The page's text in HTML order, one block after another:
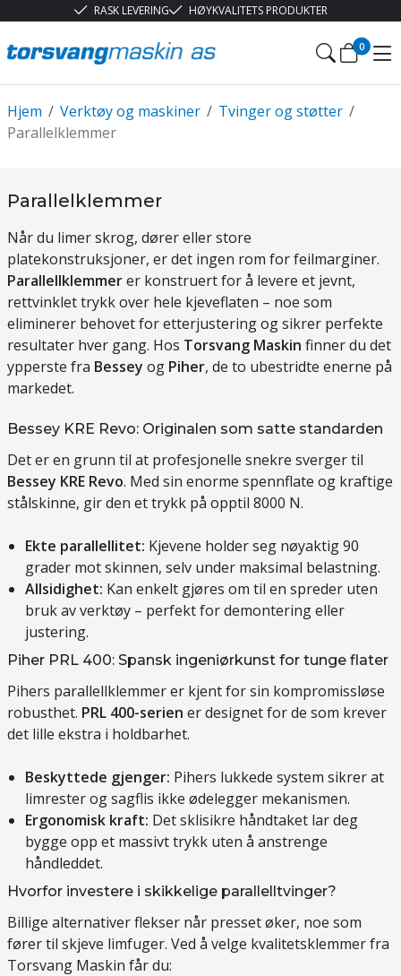
RASK LEVERING HØYKVALITETS PRODUKTER
0
/
Hjem /
Verktøy og maskiner /
Tvinger og støtter
Parallelklemmer
Parallelklemmer
Når du limer skrog, dører eller store
platekonstruksjoner, er det ingen rom for feilmarginer.
Parallellklemmerer konstruert for å levere et jevnt,
rettvinklet trykk over hele kjeveflaten – noe som
eliminerer behovet for etterjustering og sikrer perfekte
resultater hver gang. Hos Torsvang Maskin finner du det
ypperste fra Bessey og Piher, de to ubestridte enerne på
markedet.
Bessey KRE Revo: Originalen som satte standarden
Det er en grunn til at profesjonelle snekre sverger til
Bessey KRE Revo. Med sin enorme spennflate og kraftige
stålskinne, gir den et trykk på opptil 8000 N.
Ekte parallellitet: Kjevene holder seg nøyaktig 90
grader mot skinnen, selv under maksimal belastning.
Allsidighet: Kan enkelt gjøres om til en spreder uten
bruk av verktøy – perfekt for demontering eller
justering.
Piher PRL 400: Spansk ingeniørkunst for tunge flater
Pihers parallellklemmer er kjent for sin kompromissløse
robusthet. PRL 400-serien er designet for de som krever
det lille ekstra i holdbarhet.
Beskyttede gjenger: Pihers lukkede system sikrer at
limrester og sagflis ikke ødelegger mekanismen.
Ergonomisk kraft: Det sklisikre håndtaket lar deg
bygge opp et massivt trykk uten å anstrenge
håndleddet.
Hvorfor investere i skikkelige parallelltvinger?
Billige alternativer flekser når presset øker, noe som
fører til skjeve limfuger. Ved å velge kvalitetsklemmer fra
Torsvang Maskin får du: